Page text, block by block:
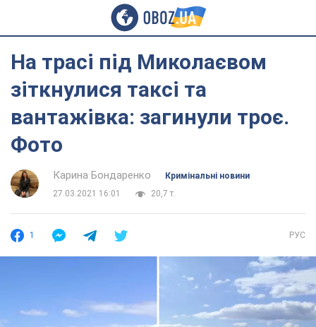
На трасі під Миколаєвом
зіткнулися таксі та
вантажівка: загинули троє.
Фото
Карина Бондаренко
Кримінальні новини
27.03.2021 16:01
20,7 т.
1 РУС